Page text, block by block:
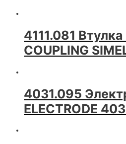
4111.081
COUPLING
4031.095
ELECTRODE